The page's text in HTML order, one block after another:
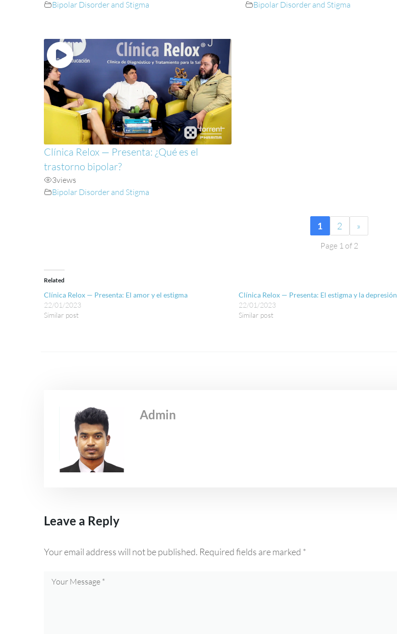
Bipolar Disorder and Stigma
Bipolar Disorder and Stigma
Clínica Relox — Presenta: ¿Qué es el
trastorno bipolar?
3views
Bipolar Disorder and Stigma
1 2 »
Page 1 of 2
Related
Clínica Relox — Presenta: El amor y el estigma
22/01/2023
Similar post
Clínica Relox — Presenta: El estigma y la depresión
22/01/2023
Similar post
Admin
Leave a Reply
Your email address will not be published. Required fields are marked *